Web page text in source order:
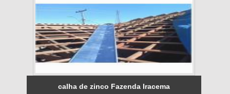
calha de zinco Fazenda Iracema